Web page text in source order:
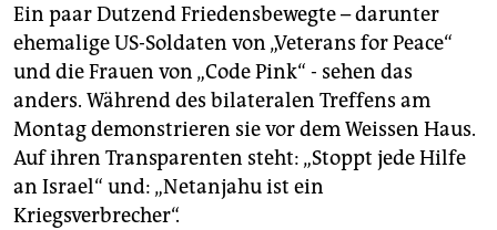
Ein paar Dutzend Friedensbewegte – darunter
ehemalige US-Soldaten von „Veterans for Peace“
und die Frauen von „Code Pink“ - sehen das
anders. Während des bilateralen Treffens am
Montag demonstrieren sie vor dem Weissen Haus.
Auf ihren Transparenten steht: „Stoppt jede Hilfe
an Israel“ und: „Netanjahu ist ein
Kriegsverbrecher“.